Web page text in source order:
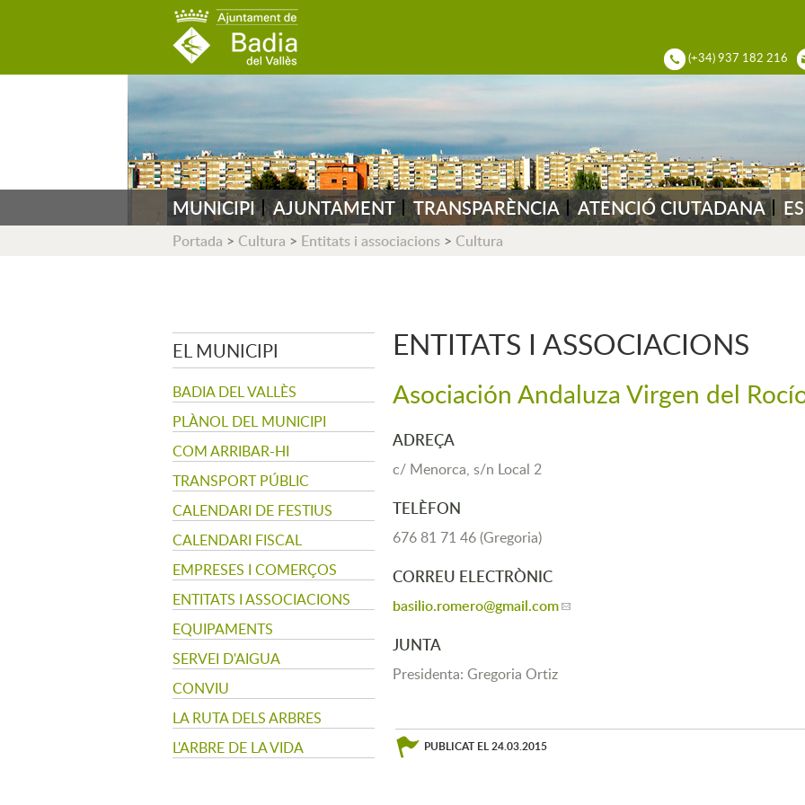
(+34) 937 182 216
MUNICIPI AJUNTAMENT TRANSPARÈNCIA ATENCIÓ CIUTADANA
Portada > Cultura > Entitats i associacions > Cultura
EL MUNICIPI
BADIA DEL VALLÈS
PLÀNOL DEL MUNICIPI
COM ARRIBAR-HI
TRANSPORT PÚBLIC
CALENDARI DE FESTIUS
CALENDARI FISCAL
EMPRESES I COMERÇOS
ENTITATS I ASSOCIACIONS
EQUIPAMENTS
SERVEI D'AIGUA
CONVIU
LA RUTA DELS ARBRES
L'ARBRE DE LA VIDA
ENTITATS I ASSOCIACIONS
Asociación Andaluza Virgen del
ADREÇA
c/ Menorca, s/n Local 2
TELÈFON
676 81 71 46 (Gregoria)
CORREU ELECTRÒNIC
basilio.romero@gmail.com
JUNTA
Presidenta: Gregoria Ortiz
PUBLICAT EL24.03.2015